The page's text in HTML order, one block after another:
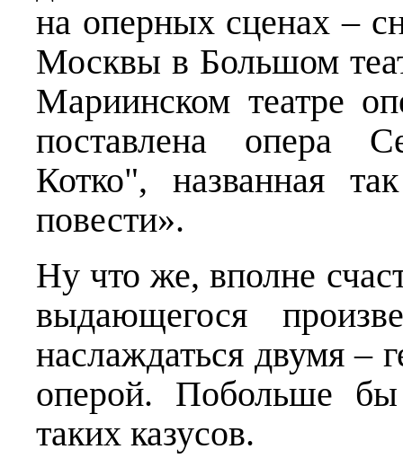
на оперных сценах –
Москвы в Большом
Мариинском театре
поставлена опера
Котко", названная
повести».
Ну что же, вполне
выдающегося
наслаждаться двумя –
оперой. Побольше
таких казусов.